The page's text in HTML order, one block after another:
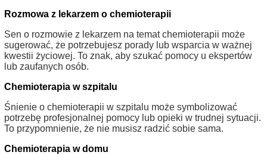
Rozmowa z lekarzem o chemioterapii
Sen o rozmowie z lekarzem na temat chemioterapii może
sugerować, że potrzebujesz porady lub wsparcia w ważnej
kwestii życiowej. To znak, aby szukać pomocy u ekspertów
lub zaufanych osób.
Chemioterapia w szpitalu
Śnienie o chemioterapii w szpitalu może symbolizować
potrzebę profesjonalnej pomocy lub opieki w trudnej sytuacji.
To przypomnienie, że nie musisz radzić sobie sama.
Chemioterapia w domu